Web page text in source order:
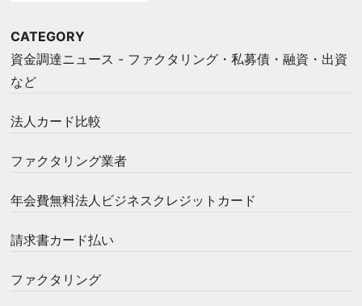
CATEGORY
資金調達ニュース - ファクタリング・私募債・融資・出資
など
法人カード比較
ファクタリング業者
年会費無料法人ビジネスクレジットカード
請求書カード払い
ファクタリング